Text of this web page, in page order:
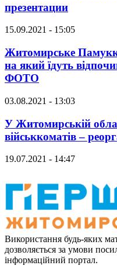
презентации
15.09.2021 - 15:05
Житомирське
на який їдуть
ФОТО
03.08.2021 - 13:03
У Житомирській
військкоматів –
19.07.2021 - 14:47
Використання будь-яких
дозволяється за умови
інформаційний портал.